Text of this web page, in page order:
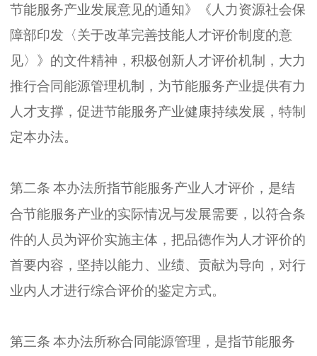
节能服务产业发展意见的通知》《 人力资源社会保
障部印发 〈关于改革完善技能人才评价制度的意
见〉》 的文件精神 ， 积极创新人才评价机制 ， 大力
推行合同能源管理机制
， 为节能服务产业提供有力
人才支撑 ， 促进节能服务产业健康持续发展 ， 特制
定本办法。
第二条 本办法所指节能服务产业人才评价 ， 是结
合节能服务产业的实际情况与发展需要 ， 以符合条
件的人员为评价实施主体 ， 把品德作为人才评价的
首要内容 ， 坚持以能力 、 业绩、 贡献为导向 ， 对行
业内人才进行综合评价的鉴定方式。
第三条 本办法所称合同能源管理 ， 是指节能服务